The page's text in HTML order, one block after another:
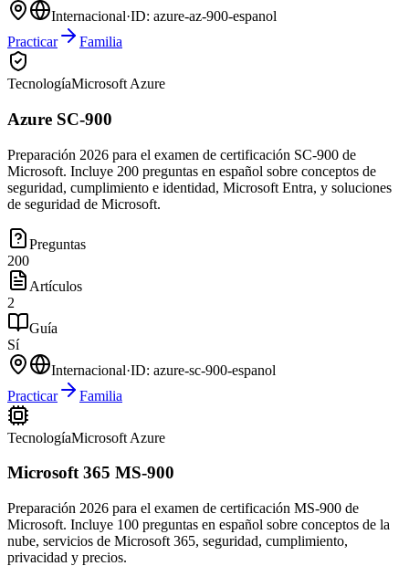
Internacional·ID: azure-az-900-espanol
Practicar
Familia
TecnologíaMicrosoft Azure
Azure SC-900
Preparación 2026 para el examen de certificación SC-900 de
Microsoft. Incluye 200 preguntas en español sobre conceptos de
seguridad, cumplimiento e identidad, Microsoft Entra, y soluciones
de seguridad de Microsoft.
Preguntas
200
Artículos
2
Guía
Sí
Internacional·ID: azure-sc-900-espanol
Practicar
Familia
TecnologíaMicrosoft Azure
Microsoft 365 MS-900
Preparación 2026 para el examen de certificación MS-900 de
Microsoft. Incluye 100 preguntas en español sobre conceptos de la
nube, servicios de Microsoft 365, seguridad, cumplimiento,
privacidad y precios.